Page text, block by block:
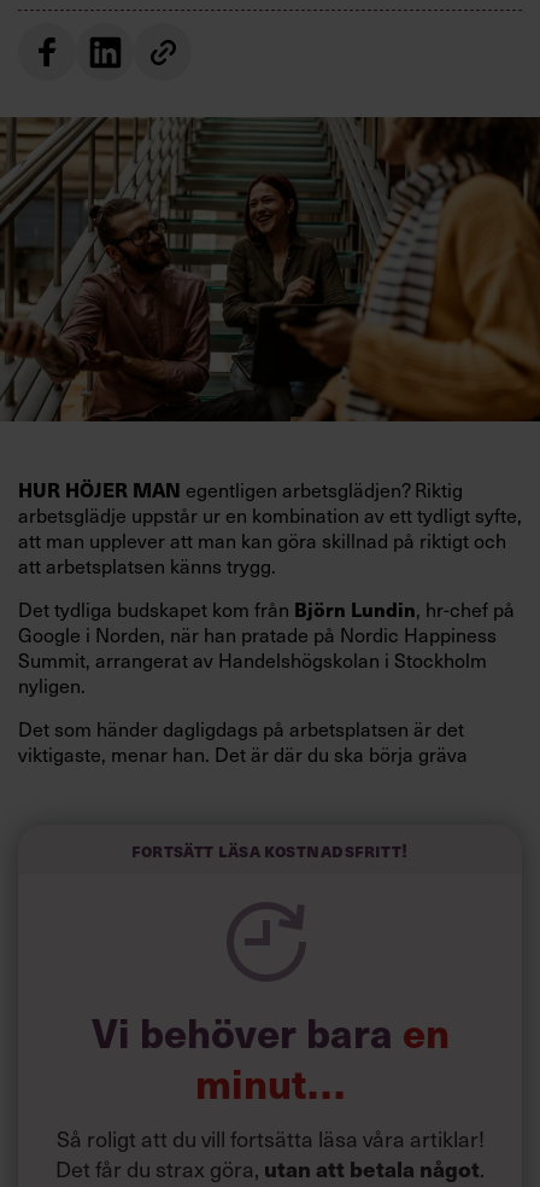
HUR HÖJER MAN egentligen arbetsglädjen? Riktig
arbetsglädje uppstår ur en kombination av ett tydligt syfte,
att man upplever att man kan göra skillnad på riktigt och
att arbetsplatsen känns trygg.
Det tydliga budskapet kom från Björn Lundin, hr-chef på
Google i Norden, när han pratade på Nordic Happiness
Summit, arrangerat av Handelshögskolan i Stockholm
nyligen.
Det som händer dagligdags på arbetsplatsen är det
viktigaste, menar han. Det är där du ska börja gräva
och höjt arbetsglädjen på Google:
Fortsätt läsa kostnadsfritt!
Vi behöver bara en
minut…
Så roligt att du vill fortsätta läsa våra artiklar!
Det får du strax göra, utan att betala något.